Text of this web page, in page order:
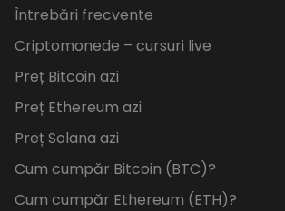
Întrebări frecvente
Criptomonede – cursuri live
Preț Bitcoin azi
Preț Ethereum azi
Preț Solana azi
Cum cumpăr Bitcoin (BTC)?
Cum cumpăr Ethereum (ETH)?